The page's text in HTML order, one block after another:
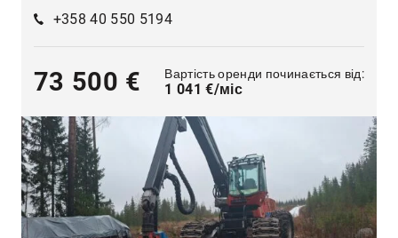
+358 40 550 5194
73 500 € Вартість оренди починається від:
1 041 €/міс